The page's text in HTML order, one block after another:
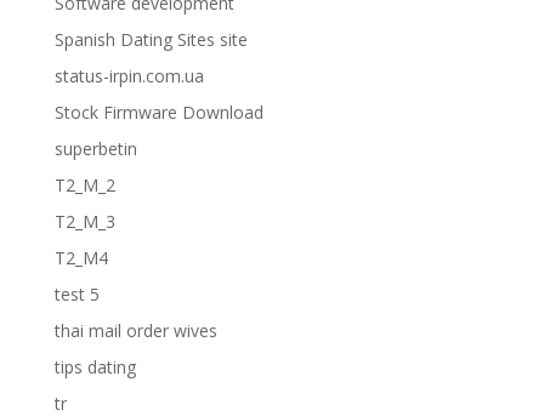
Spanish Dating Sites site
status-irpin.com.ua
Stock Firmware Download
superbetin
T2_M_2
T2_M_3
T2_M4
test 5
thai mail order wives
tips dating
tr